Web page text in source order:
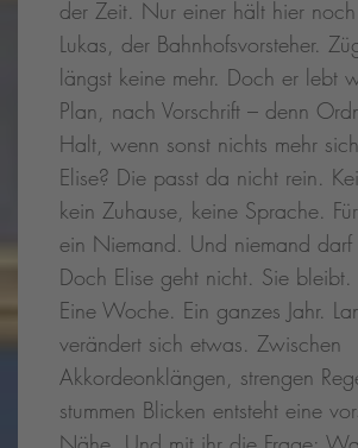
der Zeit. Nur einer hält hier
Lukas, der Bahnhofsvorsteher.
längst keine mehr. Doch er lebt
Plan, nach Vorschrift – denn
Halt, wenn sonst nichts mehr
Elise? Die passt da nicht rein.
kein Zuhause, keine Sprache.
ein Niemand. Und niemand darf
Doch Elise geht nicht. Sie bleibt.
Eine Woche. Ein ganzes Jahr.
verändert sich etwas. Zwischen
Akkordeonklängen, strengen
stummen Blicken entsteht eine